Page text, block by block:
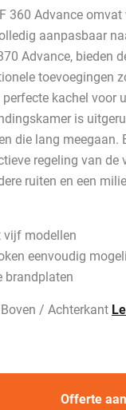
360 Advance
aanpasbaar
Advance, bieden
toevoegingen
kachel voor
is
die lang meegaan.
regeling van de
ruiten en een
vijf modellen
eenvoudig
brandplaten
/ Achterkant
Offerte